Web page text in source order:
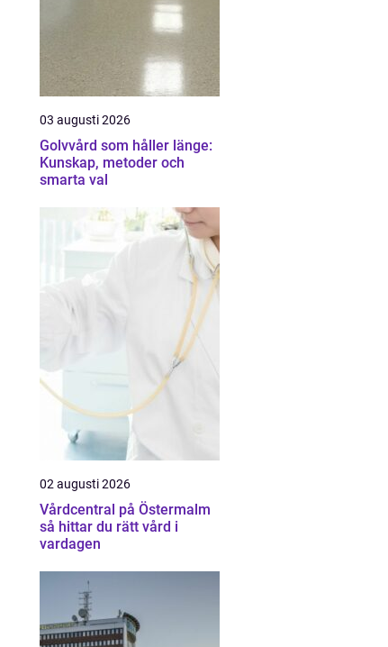
03 augusti 2026
Golvvård som håller länge:
Kunskap, metoder och
smarta val
02 augusti 2026
Vårdcentral på Östermalm
så hittar du rätt vård i
vardagen